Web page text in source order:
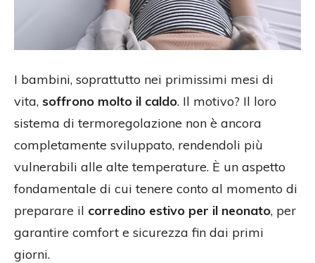
I bambini, soprattutto nei primissimi mesi di
vita, soffrono molto il caldo. Il motivo? Il loro
sistema di termoregolazione non è ancora
completamente sviluppato, rendendoli più
vulnerabili alle alte temperature. È un aspetto
fondamentale di cui tenere conto al momento di
preparare il corredino estivo per il neonato, per
garantire comfort e sicurezza fin dai primi
giorni.